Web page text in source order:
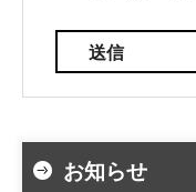
お知らせ